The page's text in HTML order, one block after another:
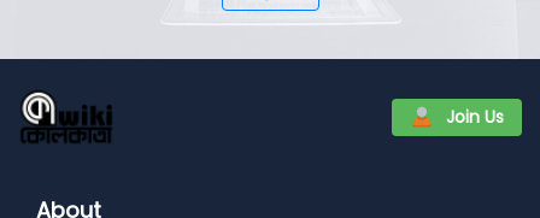
Join Us
About